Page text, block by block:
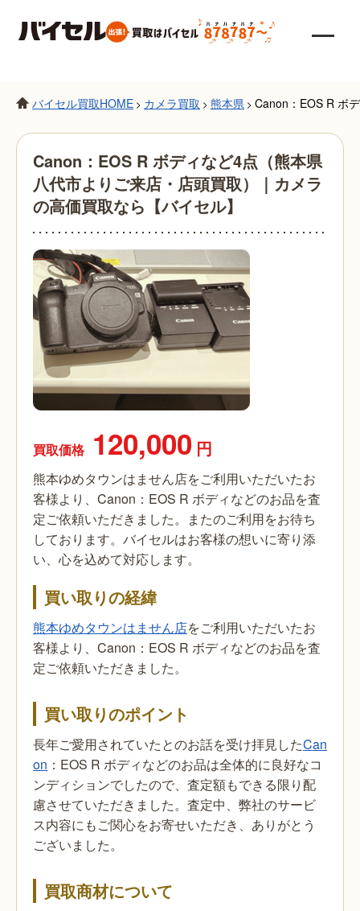
バイセル買取HOME > カメラ買取 > 熊本県 > Canon：EOS R ボ
Canon：EOS R ボディなど4点（熊本県
八代市よりご来店・店頭買取）｜カメラ
の高価買取なら【バイセル】
買取価格 120,000 円
熊本ゆめタウンはません店をご利用いただいたお
客様より、Canon：EOS R ボディなどのお品を査
定ご依頼いただきました。またのご利用をお待ち
しております。バイセルはお客様の想いに寄り添
い、心を込めて対応します。
買い取りの経緯
熊本ゆめタウンはません店をご利用いただいたお
客様より、Canon：EOS R ボディなどのお品を査
定ご依頼いただきました。
買い取りのポイント
長年ご愛用されていたとのお話を受け拝見したCan
on ：EOS R ボディなどのお品は全体的に良好なコ
ンディションでしたので、査定額もできる限り配
慮させていただきました。査定中、弊社のサービ
ス内容にもご関心をお寄せいただき、ありがとう
ございました。
買取商材について